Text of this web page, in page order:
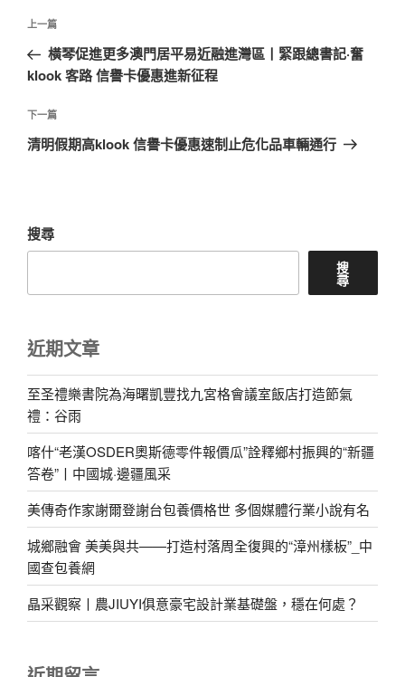
文
導
上
一
篇
章
上一篇
橫琴促進更多澳門居平易近融進灣區丨緊跟總書記·奮
klook 客路 信譽卡優惠進新征程
下
一
下一篇
清明假期高klook 信譽卡優惠速制止危化品車輛通行
搜尋
搜
尋
近期文章
至圣禮樂書院為海曙凱豐找九宮格會議室飯店打造節氣
禮：谷雨
喀什“老漢OSDER奧斯德零件報價瓜”詮釋鄉村振興的“新疆
答卷”丨中國城·邊疆風采
美傳奇作家謝爾登謝台包養價格世 多個媒體行業小說有名
城鄉融會 美美與共——打造村落周全復興的“漳州樣板”_中
國查包養網
晶采觀察丨農JIUYI俱意豪宅設計業基礎盤，穩在何處？